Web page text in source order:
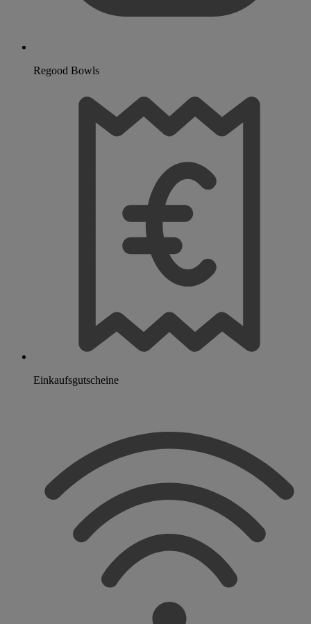
Regood Bowls
Einkaufsgutscheine